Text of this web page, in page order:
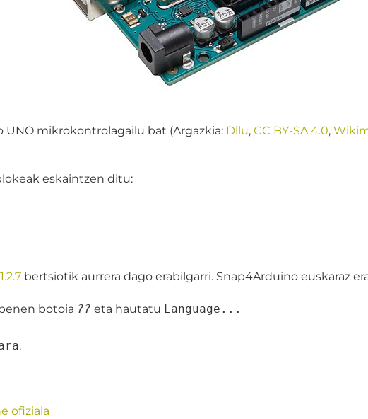
UNO mikrokontrolagailu bat (Argazkia: Dllu, CC BY-SA 4.0,
eskaintzen ditu:
bertsiotik aurrera dago erabilgarri. Snap4Arduino euskaraz
botoia ?? eta hautatu Language...
.
ofiziala